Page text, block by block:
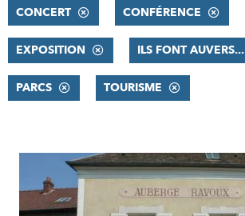
CONCERT CONFÉRENCE
EXPOSITION ILS FONT AUVERS...
PARCS TOURISME
RÉSULTATS